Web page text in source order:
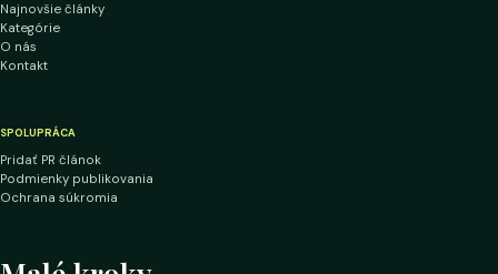
Najnovšie články
Kategórie
O nás
Kontakt
SPOLUPRÁCA
Pridať PR článok
Podmienky publikovania
Ochrana súkromia